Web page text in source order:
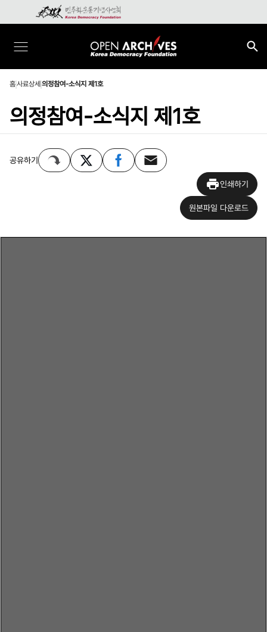
홈사료상세 의정참여-소식지 제1호
의정참여-소식지 제1호
공유하기
인쇄하기
원본파일 다운로드